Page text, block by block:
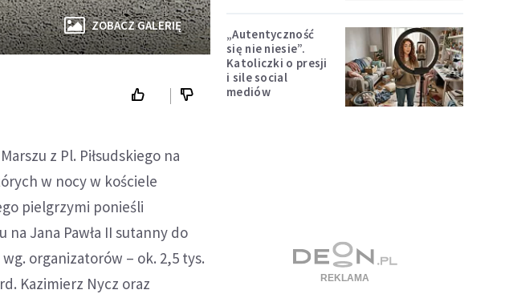
ZOBACZ GALERIĘ
z Pl. Piłsudskiego na
w nocy w kościele
pielgrzymi ponieśli
Jana Pawła II sutanny do
organizatorów – ok. 2,5 tys.
Kazimierz Nycz oraz
„Autentyczność
się nie niesie”.
Katoliczki o presji
i sile social
mediów